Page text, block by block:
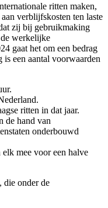
ritten maken,
verblijfskosten ten laste
zij bij gebruikmaking
werkelijke
gaat het om een bedrag
een aantal voorwaarden
ritten in dat jaar.
de hand van
onderbouwd
mee voor een halve
die onder de